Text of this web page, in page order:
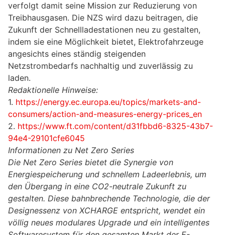
verfolgt damit seine Mission zur Reduzierung von
Treibhausgasen. Die NZS wird dazu beitragen, die
Zukunft der Schnellladestationen neu zu gestalten,
indem sie eine Möglichkeit bietet, Elektrofahrzeuge
angesichts eines ständig steigenden
Netzstrombedarfs nachhaltig und zuverlässig zu
laden.
Redaktionelle Hinweise:
1. https://energy.ec.europa.eu/topics/markets-and-
consumers/action-and-measures-energy-prices_en
2. https://www.ft.com/content/d31fbbd6-8325-43b7-
94e4-29101cfe6045
Informationen zu Net Zero Series
Die Net Zero Series bietet die Synergie von
Energiespeicherung und schnellem Ladeerlebnis, um
den Übergang in eine CO2-neutrale Zukunft zu
gestalten. Diese bahnbrechende Technologie, die der
Designessenz von XCHARGE entspricht, wendet ein
völlig neues modulares Upgrade und ein intelligentes